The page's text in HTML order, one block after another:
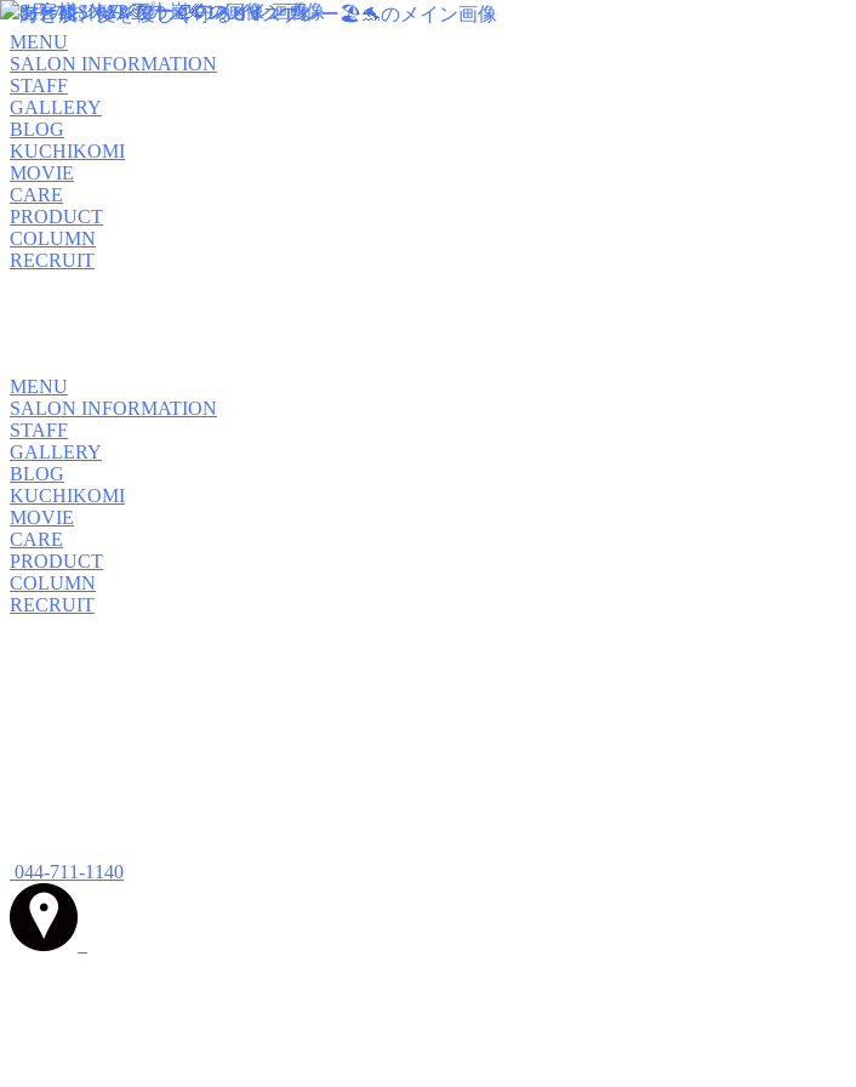
MENU
SALON INFORMATION
STAFF
GALLERY
BLOG
KUCHIKOMI
MOVIE
CARE
PRODUCT
COLUMN
RECRUIT
MENU
SALON INFORMATION
STAFF
GALLERY
BLOG
KUCHIKOMI
MOVIE
CARE
PRODUCT
COLUMN
RECRUIT
044-711-1140